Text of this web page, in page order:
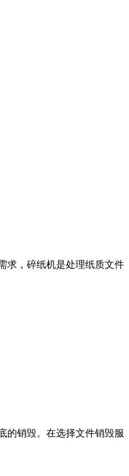
求，碎纸机是处理纸质文件
的销毁。在选择文件销毁服